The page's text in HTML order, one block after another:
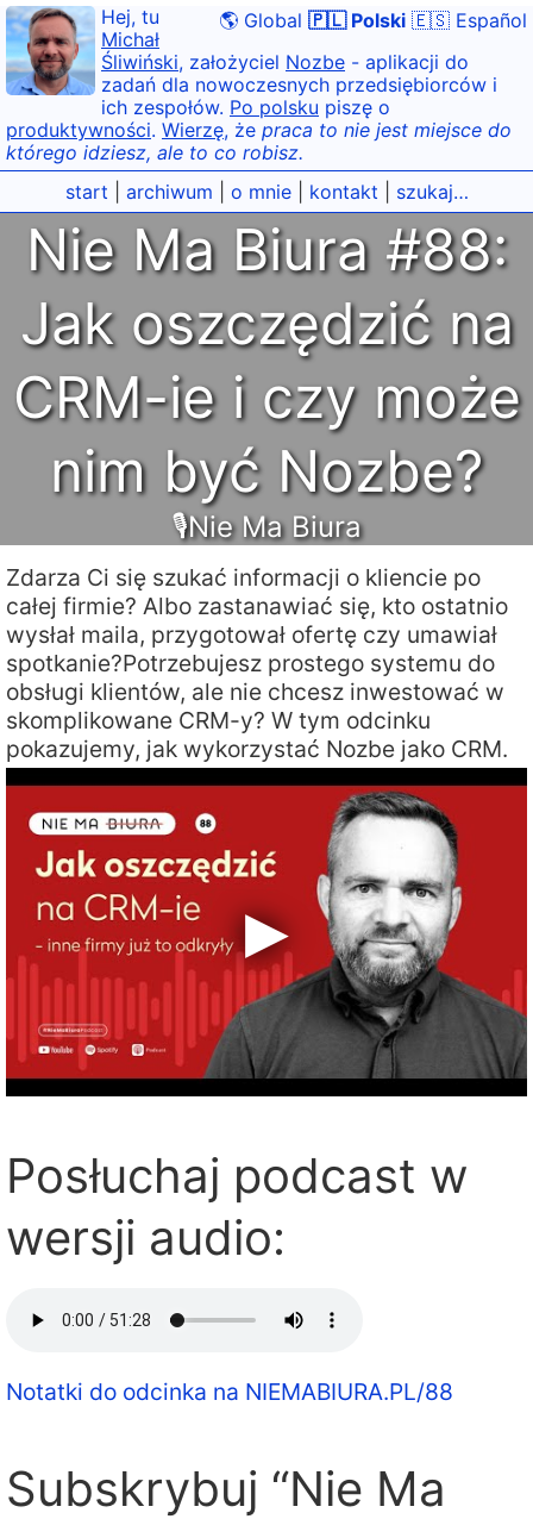
🌎 Global 🇵🇱 Polski 🇪🇸 Español
Hej, tu
Michał
Śliwiński, założyciel Nozbe - aplikacji do
zadań dla nowoczesnych przedsiębiorców i
ich zespołów. Po polsku piszę o
produktywności. Wierzę, że praca to nie jest miejsce do
którego idziesz, ale to co robisz.
start
archiwum o mnie| kontakt szukaj…
Nie Ma Biura #88:
Jak oszczędzić na
CRM-ie i czy może
nim być Nozbe?
🎙Nie Ma Biura
Zdarza Ci się szukać informacji o kliencie po
całej firmie? Albo zastanawiać się, kto ostatnio
wysłał maila, przygotował ofertę czy umawiał
spotkanie?Potrzebujesz prostego systemu do
obsługi klientów, ale nie chcesz inwestować w
skomplikowane CRM-y? W tym odcinku
pokazujemy, jak wykorzystać Nozbe jako CRM.
Posłuchaj podcast w
wersji audio:
Notatki do odcinka na NIEMABIURA.PL/88
Subskrybuj “Nie Ma